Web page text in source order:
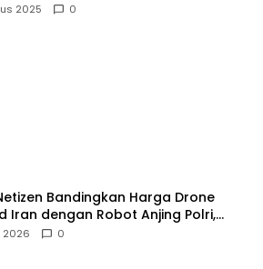
2025 0
Bandingkan Harga Drone
Iran dengan Robot Anjing Polri,
Capai 5 Kali Lipat
2026 0